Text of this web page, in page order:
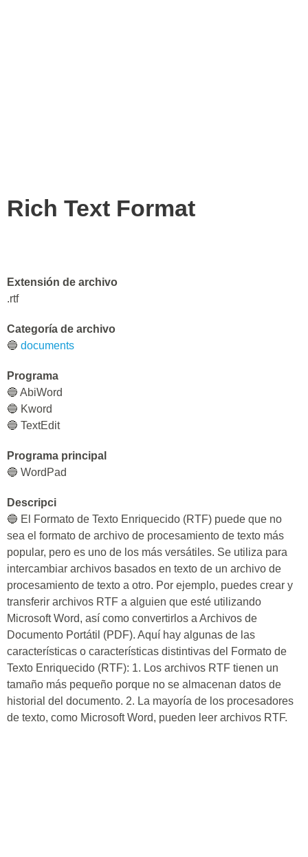
Rich Text Format
Extensión de archivo
.rtf
Categoría de archivo
🔵 documents
Programa
🔵 AbiWord
🔵 Kword
🔵 TextEdit
Programa principal
🔵 WordPad
Descripci
🔵 El Formato de Texto Enriquecido (RTF) puede que no
sea el formato de archivo de procesamiento de texto más
popular, pero es uno de los más versátiles. Se utiliza para
intercambiar archivos basados en texto de un archivo de
procesamiento de texto a otro. Por ejemplo, puedes crear y
transferir archivos RTF a alguien que esté utilizando
Microsoft Word, así como convertirlos a Archivos de
Documento Portátil (PDF). Aquí hay algunas de las
características o características distintivas del Formato de
Texto Enriquecido (RTF): 1. Los archivos RTF tienen un
tamaño más pequeño porque no se almacenan datos de
historial del documento. 2. La mayoría de los procesadores
de texto, como Microsoft Word, pueden leer archivos RTF.